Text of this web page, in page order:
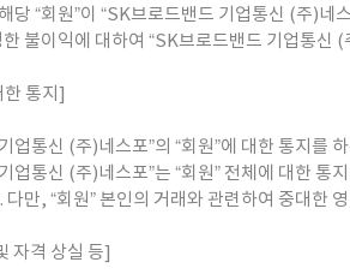
“회원”이 “SK브로드밴드 기업통신 (주)네
불이익에 대하여 “SK브로드밴드 기업통신
한 통지]
통신 (주)네스포”의 “회원”에 대한 통지를
통신 (주)네스포”는 “회원” 전체에 대한 통
다만, “회원” 본인의 거래와 관련하여 중대한
자격 상실 등]